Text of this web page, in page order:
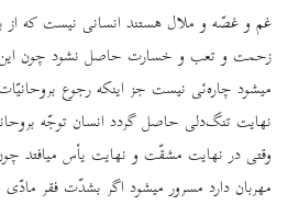
غم و غصّه و ملال هستند انسانی نیست که
زحمت و تعب و خسارت حاصل نشود چون این
میشود چاره‌ئی نیست جز اینکه رجوع
نهایت تنگ‌دلی حاصل گردد انسان توجّه
وقتی در نهایت مشقّت و نهایت یأس میافتد
مهربان دارد مسرور میشود اگر بشدّت فقر